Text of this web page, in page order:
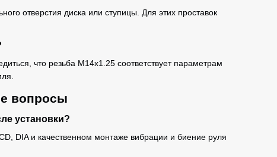
отверстия диска или ступицы. Для этих проставок
что резьба M14x1.25 соответствует параметрам
вопросы
установки?
DIA и качественном монтаже вибрации и биение руля